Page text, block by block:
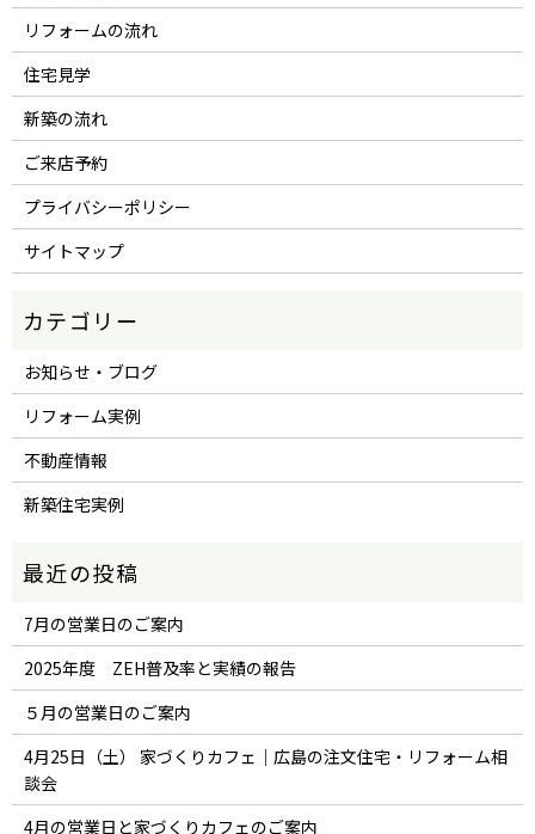
リフォームの流れ
住宅見学
新築の流れ
ご来店予約
プライバシーポリシー
サイトマップ
お知らせ・ブログ
リフォーム実例
不動産情報
新築住宅実例
7月の営業日のご案内
2025年度 ZEH普及率と実績の報告
５月の営業日のご案内
4月25日（土） 家づくりカフェ｜広島の注文住宅・リフォーム相
談会
4月の営業日と家づくりカフェのご案内